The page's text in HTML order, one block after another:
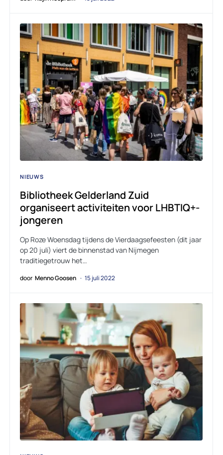
NIEUWS
Bibliotheek Gelderland Zuid
organiseert activiteiten voor LHBTIQ+-
jongeren
Op Roze Woensdag tijdens de Vierdaagsefeesten (dit jaar
op 20 juli) viert de binnenstad van Nijmegen
traditiegetrouw het…
door Menno Goosen 15 juli 2022